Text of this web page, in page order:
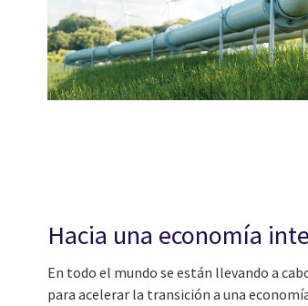
Hacia una economía
En todo el mundo se están llevando a
para acelerar la transición a una